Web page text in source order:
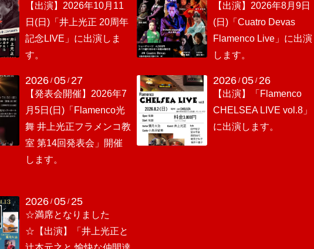
【出演】2026年10月11
日(日)「井上光正 20周年
記念LIVE」に出演しま
す。
【出演】2026年8月9日
(日)「Cuatro Devas
Flamenco Live」に出演
します。
2026 /05 /27
【発表会開催】2026年7
月5日(日)「Flamenco光
舞 井上光正フラメンコ教
室 第14回発表会」開催
します。
2026/05/26
【出演】「Flamenco
CHELSEA LIVE vol.8」
に出演します。
2026 /05 /25
☆満席となりました
☆【出演】「井上光正と